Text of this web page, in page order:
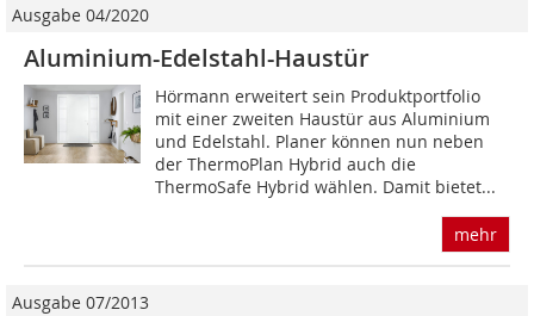
Ausgabe 04/2020
Aluminium-Edelstahl-Haustür
Hörmann erweitert sein Produktportfolio
mit einer zweiten Haustür aus Aluminium
und Edelstahl. Planer können nun neben
der ThermoPlan Hybrid auch die
ThermoSafe Hybrid wählen. Damit bietet...
mehr
Ausgabe 07/2013